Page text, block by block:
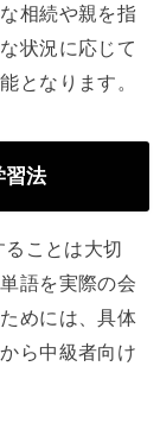
相続や親を指
状況に応じて
となります。
法
ことは大切
語を実際の会
めには、具体
ら中級者向け